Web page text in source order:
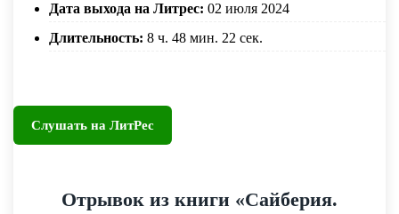
Дата выхода на Литрес: 02 июля 2024
Длительность: 8 ч. 48 мин. 22 сек.
Слушать на ЛитРес
Отрывок из книги «Сайберия.